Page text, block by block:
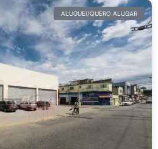
ALUGUEI/QUERO ALUGAR